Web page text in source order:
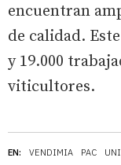
EN: VENDIMIA PAC
encuentran
de calidad.
y 19.000
viticultores.